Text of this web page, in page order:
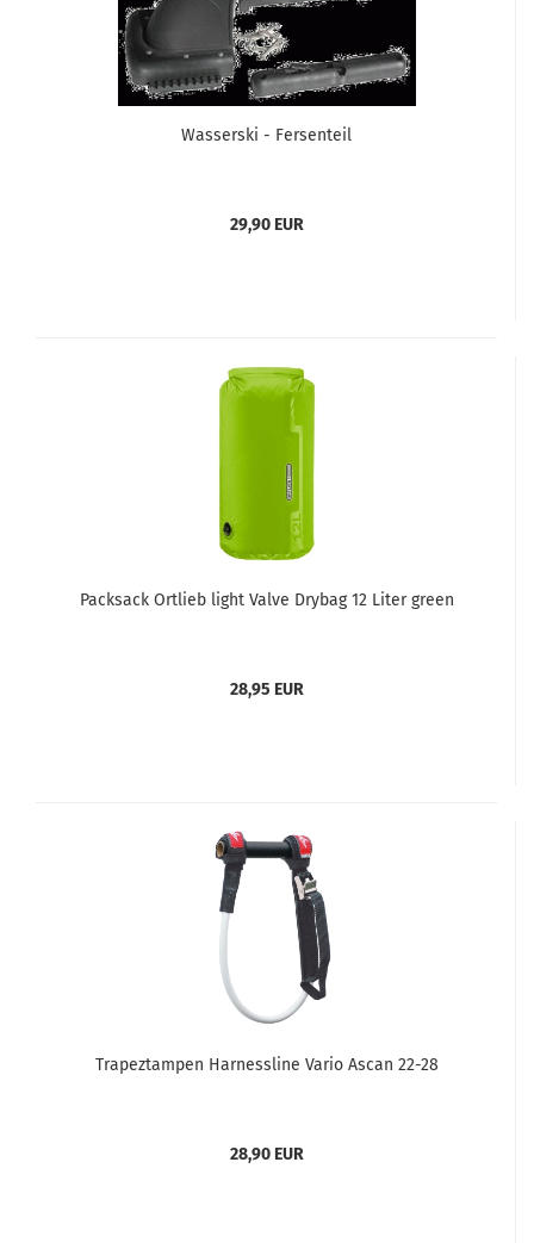
Wasserski - Fersenteil
29,90 EUR
Packsack Ortlieb light Valve Drybag 12 Liter green
28,95 EUR
Trapeztampen Harnessline Vario Ascan 22-28
28,90 EUR